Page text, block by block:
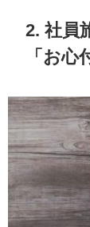
2. 社員
「お心